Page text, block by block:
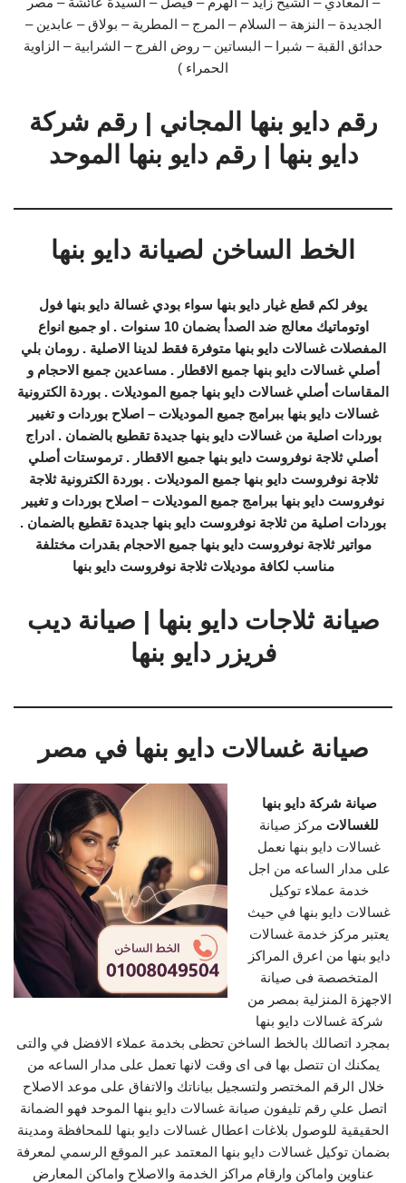
الجديدة – النزهة – السلام – المرج – المطرية – بولاق – عابدين –
حدائق القبة – شبرا – البساتين – روض الفرج – الشرابية – الزاوية
الحمراء )
رقم دايو بنها المجاني | رقم شركة
دايو بنها | رقم دايو بنها الموحد
الخط الساخن لصيانة دايو بنها
يوفر لكم قطع غيار دايو بنها سواء بودي غسالة دايو بنها فول
اوتوماتيك معالج ضد الصدأ بضمان 10 سنوات . او جميع انواع
المفصلات غسالات دايو بنها متوفرة فقط لدينا الاصلية . رومان بلي
أصلي غسالات دايو بنها جميع الاقطار . مساعدين جميع الاحجام و
المقاسات أصلي غسالات دايو بنها جميع الموديلات . بوردة الكترونية
غسالات دايو بنها ببرامج جميع الموديلات – اصلاح بوردات و تغيير
بوردات اصلية من غسالات دايو بنها جديدة تقطيع بالضمان . ادراج
أصلي ثلاجة نوفروست دايو بنها جميع الاقطار . ترموستات أصلي
ثلاجة نوفروست دايو بنها جميع الموديلات . بوردة الكترونية ثلاجة
نوفروست دايو بنها ببرامج جميع الموديلات – اصلاح بوردات و تغيير
بوردات اصلية من ثلاجة نوفروست دايو بنها جديدة تقطيع بالضمان .
مواتير ثلاجة نوفروست دايو بنها جميع الاحجام بقدرات مختلفة
مناسب لكافة موديلات ثلاجة نوفروست دايو بنها
صيانة ثلاجات دايو بنها | صيانة ديب
فريزر دايو بنها
صيانة غسالات دايو بنها في مصر
صيانة شركة دايو بنها
للغسالات مركز صيانة
غسالات دايو بنها نعمل
على مدار الساعه من اجل
خدمة عملاء توكيل
غسالات دايو بنها في حيث
يعتبر مركز خدمة غسالات
دايو بنها من اعرق المراكز
المتخصصة فى صيانة
الاجهزة المنزلية بمصر من
شركة غسالات دايو بنها
بمجرد اتصالك بالخط الساخن تحظى بخدمة عملاء الافضل في والتى
يمكنك ان تتصل بها فى اى وقت لانها تعمل على مدار الساعه من
خلال الرقم المختصر ولتسجيل بياناتك والاتفاق على موعد الاصلاح
اتصل علي رقم تليفون صيانة غسالات دايو بنها الموحد فهو الضمانة
الحقيقية للوصول بلاغات اعطال غسالات دايو بنها للمحافظة ومدينة
بضمان توكيل غسالات دايو بنها المعتمد عبر الموقع الرسمي لمعرفة
عناوين واماكن وارقام مراكز الخدمة والاصلاح واماكن المعارض